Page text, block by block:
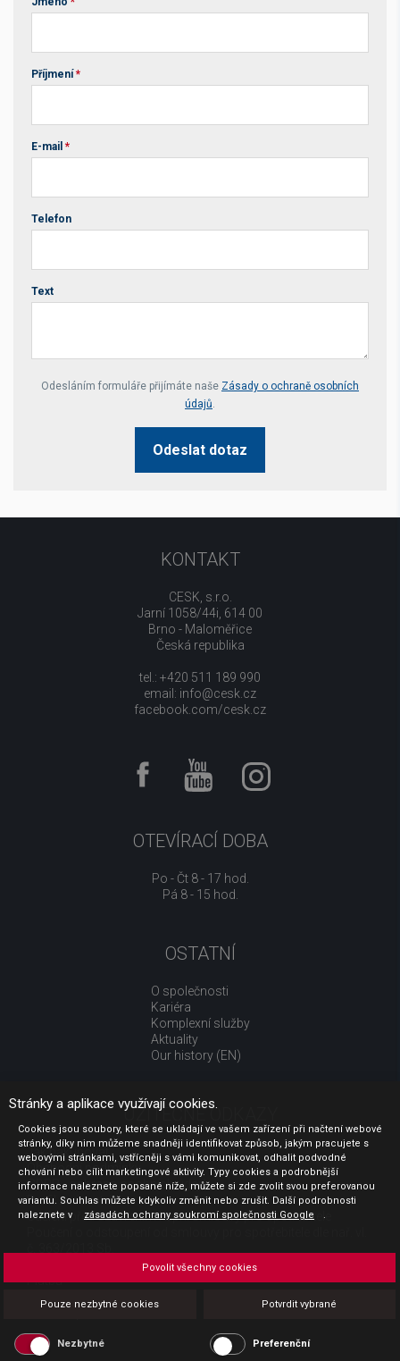
Příjmení *
E-mail *
Telefon
Text
Your website *
Odesláním formuláře přijímáte naše Zásady o ochraně osobních
údajů.
Odeslat dotaz
KONTAKT
CESK, s.r.o.
Jarní 1058/44i, 614 00
Brno - Maloměřice
Česká republika
tel.: +420 511 189 990
email: info@cesk.cz
facebook.com/cesk.cz
OTEVÍRACÍ DOBA
Po - Čt 8 - 17 hod.
Pá 8 - 15 hod.
OSTATNÍ
O společnosti
Kariéra
Komplexní služby
Aktuality
Our history (EN)
UŽITEČNÉ ODKAZY
Jak nakupovat
Obchodní podmínky
GDPR - ochrana osobních údajů
Profil zadavatele
Sdělení před uzavřením kupní smlouvy pro spotřebitele
Platba
Povinná publicita
Stránky a aplikace využívají cookies.
Cookies jsou soubory, které se ukládají ve vašem zařízení při načtení webové
stránky, díky nim můžeme snadněji identifikovat způsob, jakým pracujete s
webovými stránkami, vstřícněji s vámi komunikovat, odhalit podvodné
chování nebo cílit marketingové aktivity. Typy cookies a podrobnější
informace naleznete popsané níže, můžete si zde zvolit svou preferovanou
variantu. Souhlas můžete kdykoliv změnit nebo zrušit. Další podrobnosti
naleznete v
zásadách ochrany soukromí společnosti Google .
Pouze nezbytné cookies Potvrdit vybrané
Povolit všechny cookies
Nezbytné Preferenční